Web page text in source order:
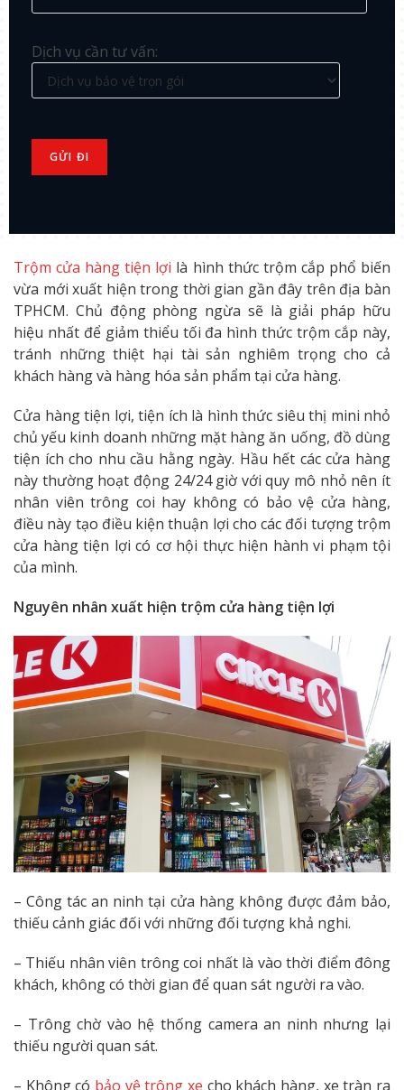
Dịch vụ cần tư vấn:
Trộm cửa hàng tiện lợi là hình thức trộm cắp phổ biến
vừa mới xuất hiện trong thời gian gần đây trên địa bàn
TPHCM. Chủ động phòng ngừa sẽ là giải pháp hữu
hiệu nhất để giảm thiểu tối đa hình thức trộm cắp này,
tránh những thiệt hại tài sản nghiêm trọng cho cả
khách hàng và hàng hóa sản phẩm tại cửa hàng.
Cửa hàng tiện lợi, tiện ích là hình thức siêu thị mini nhỏ
chủ yếu kinh doanh những mặt hàng ăn uống, đồ dùng
tiện ích cho nhu cầu hằng ngày. Hầu hết các cửa hàng
này thường hoạt động 24/24 giờ với quy mô nhỏ nên ít
nhân viên trông coi hay không có bảo vệ cửa hàng,
điều này tạo điều kiện thuận lợi cho các đối tượng trộm
cửa hàng tiện lợi có cơ hội thực hiện hành vi phạm tội
của mình.
Nguyên nhân xuất hiện trộm cửa hàng tiện lợi
– Công tác an ninh tại cửa hàng không được đảm bảo,
thiếu cảnh giác đối với những đối tượng khả nghi.
– Thiếu nhân viên trông coi nhất là vào thời điểm đông
khách, không có thời gian để quan sát người ra vào.
– Trông chờ vào hệ thống camera an ninh nhưng lại
thiếu người quan sát.
– Không có bảo vệ trông xe cho khách hàng, xe tràn ra